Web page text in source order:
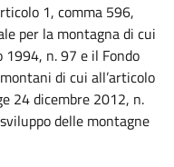
1, comma 596,
per la montagna di cui
1994, n. 97 e il Fondo
di cui all’articolo
24 dicembre 2012, n.
delle montagne